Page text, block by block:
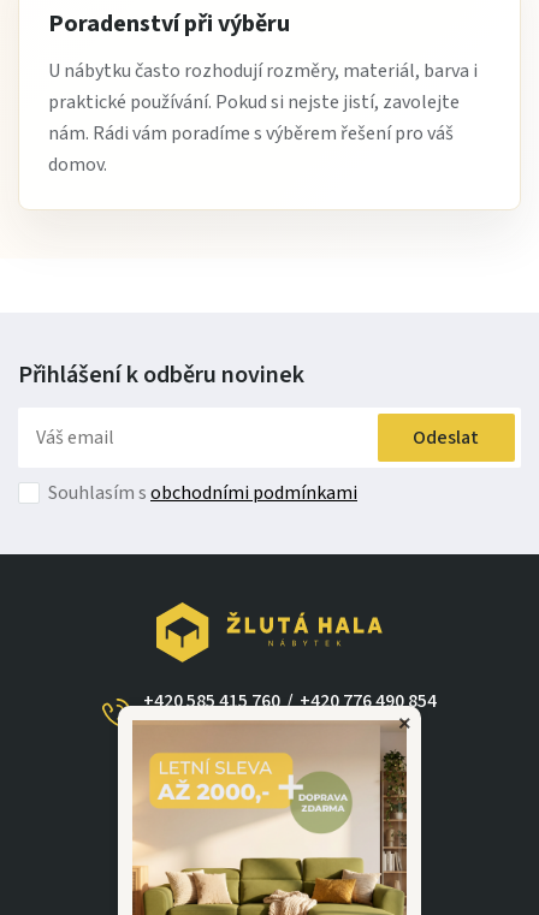
Poradenství při výběru
U nábytku často rozhodují rozměry, materiál, barva i
praktické používání. Pokud si nejste jistí, zavolejte
nám. Rádi vám poradíme s výběrem řešení pro váš
domov.
Přihlášení k odběru novinek
Odeslat
Souhlasím sobchodními podmínkami
+420 585 415 760 / +420 776 490 854
dotazy@zlutahala.cz
×